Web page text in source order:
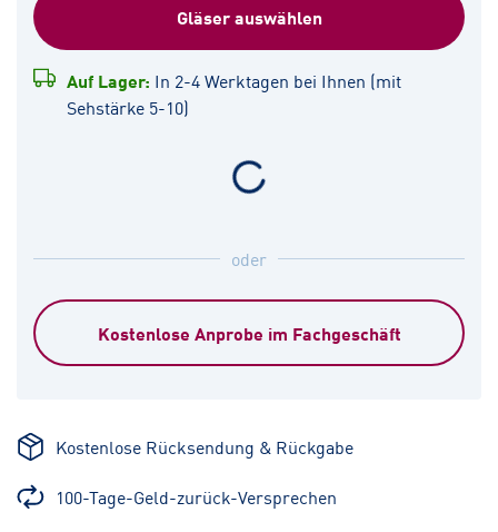
Gläser auswählen
Auf Lager: In 2-4 Werktagen bei Ihnen (mit
Sehstärke 5-10)
oder
Kostenlose Anprobe im Fachgeschäft
Kostenlose Rücksendung & Rückgabe
100-Tage-Geld-zurück-Versprechen